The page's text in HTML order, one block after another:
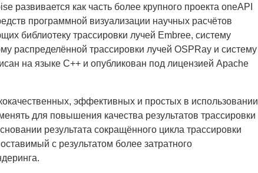
развивается как часть более крупного проекта oneAPI
программной визуализации научных расчётов
библиотеку трассировки лучей Embree, систему
распределённой трассировки лучей OSPRay и систему
на языке С++ и опубликован под лицензией Apache
эффективных и простых в использовании
для повышения качества результатов трассировки
результата сокращённого цикла трассировки
с результатом более затратного